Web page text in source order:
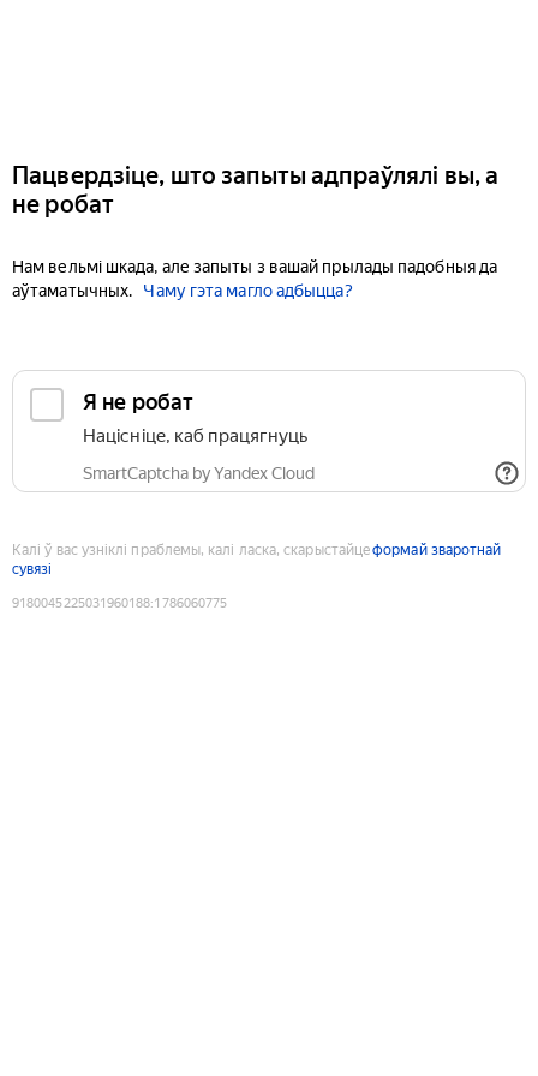
Пацвердзіце, што запыты адпраўлялі вы, а
не робат
Нам вельмі шкада, але запыты з вашай прылады падобныя да
аўтаматычных.
Чаму гэта магло адбыцца?
Я не робат
Націсніце, каб працягнуць
SmartCaptcha by Yandex Cloud
Калі ў вас узніклі праблемы, калі ласка, скарыстайцеформай зваротнай
сувязі
9180045225031960188:1786060775